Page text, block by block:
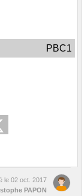
PBC1
le 02 oct. 2017
PAPON